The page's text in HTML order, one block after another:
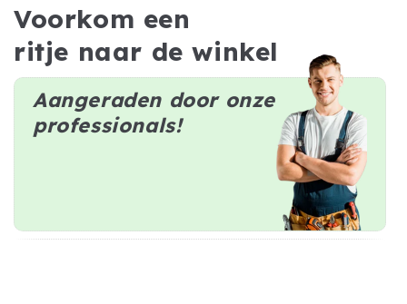
Voorkom een
ritje naar de winkel
Aangeraden door onze
professionals!